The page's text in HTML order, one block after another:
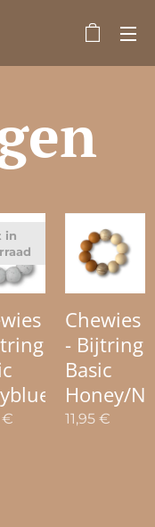
Marble
in
€
Chewies
- Bijtring
Basic
Honey/
11,95 €